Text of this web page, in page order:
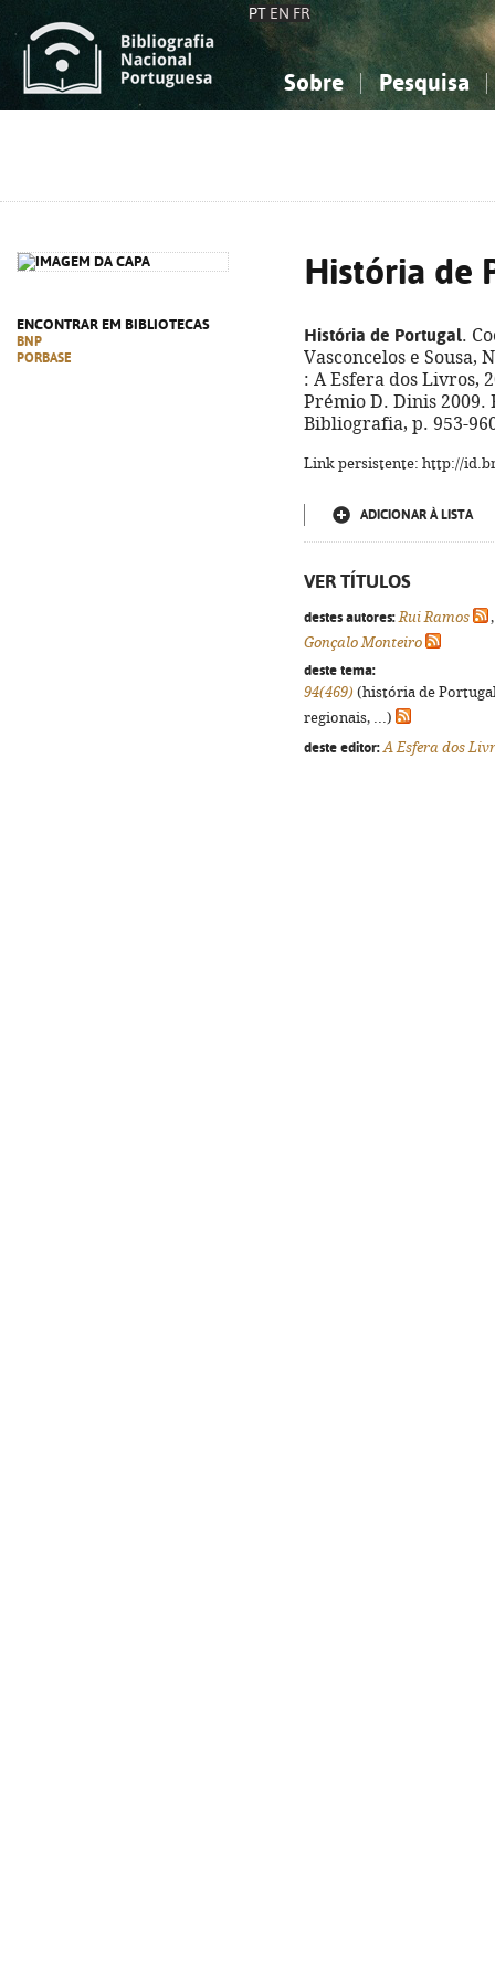
PT EN FR
Sobre Pesquisa
ENCONTRAR EM BIBLIOTECAS
BNP
PORBASE
História de
História de Portugal.
Vasconcelos e Sousa,
: A Esfera dos Livros,
Prémio D. Dinis 2009.
Bibliografia, p. 953-
Link persistente: http://
ADICIONAR À LISTA
VER TÍTULOS
destes autores: Rui Ramos
Gonçalo Monteiro
deste tema:
94(469) (história de
regionais, ...)
deste editor: A Esfera dos